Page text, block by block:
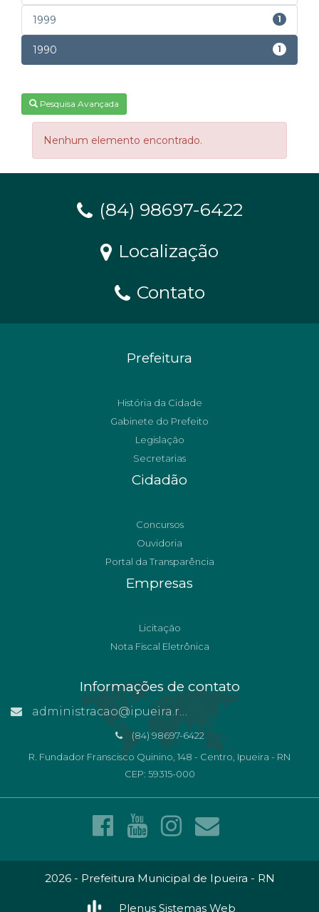
1999 1
1990 1
Pesquisa Avançada
Nenhum elemento encontrado.
(84) 98697-6422
Localização
Contato
Prefeitura
História da Cidade
Gabinete do Prefeito
Legislação
Secretarias
Cidadão
Concursos
Ouvidoria
Portal da Transparência
Empresas
Licitação
Nota Fiscal Eletrônica
Informações de contato
administracao@ipueira.rn.gov.br
(84) 98697-6422
R. Fundador Franscisco Quinino, 148 - Centro, Ipueira - RN
CEP: 59315-000
2026 - Prefeitura Municipal de Ipueira - RN
Plenus Sistemas Web